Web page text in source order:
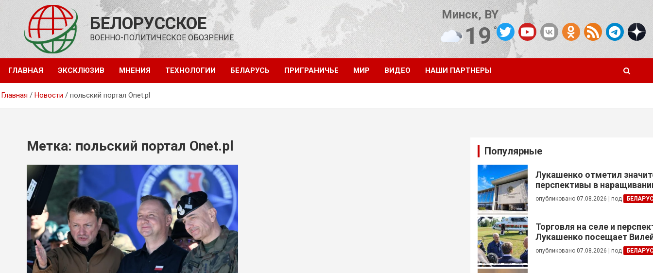
содержимому
БЕЛОРУССКОЕ
ВОЕННО-ПОЛИТИЧЕСКОЕ ОБОЗРЕНИЕ
Минск, BY
19°C
Погода от OpenWeatherMap
ГЛАВНАЯ ЭКСКЛЮЗИВ МНЕНИЯ ТЕХНОЛОГИИ БЕЛАРУСЬ ПРИГРАНИЧЬЕ МИР ВИДЕО НАШИ ПАРТНЕРЫ
Главная Новости польский портал Onet.pl
Метка: польский портал Onet.pl Популярные
Лукашенко отметил
перспективы в
реализации проектов с
опубликовано 07.08.2026 под
Торговля на селе и
Лукашенко посещает
опубликовано 07.08.2026 под